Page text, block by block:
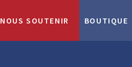
NOUS SOUTENIR BOUTIQUE